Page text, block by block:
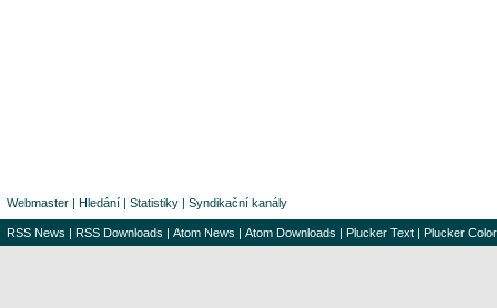
Webmaster | Hledání | Statistiky | Syndikační kanály
RSS News | RSS Downloads | Atom News | Atom Downloads | Plucker Text | Plucker Color